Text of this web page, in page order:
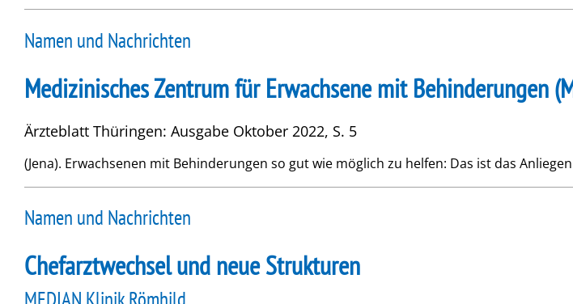
Namen und Nachrichten
Medizinisches Zentrum für Erwachsene mit Behinderungen
Ärzteblatt Thüringen: Ausgabe Oktober 2022, S. 5
(Jena). Erwachsenen mit Behinderungen so gut wie möglich zu helfen: Das ist das
Namen und Nachrichten
Chefarztwechsel und neue Strukturen